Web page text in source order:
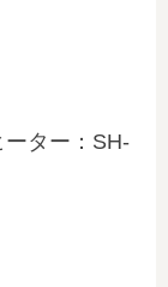
ター：SH-